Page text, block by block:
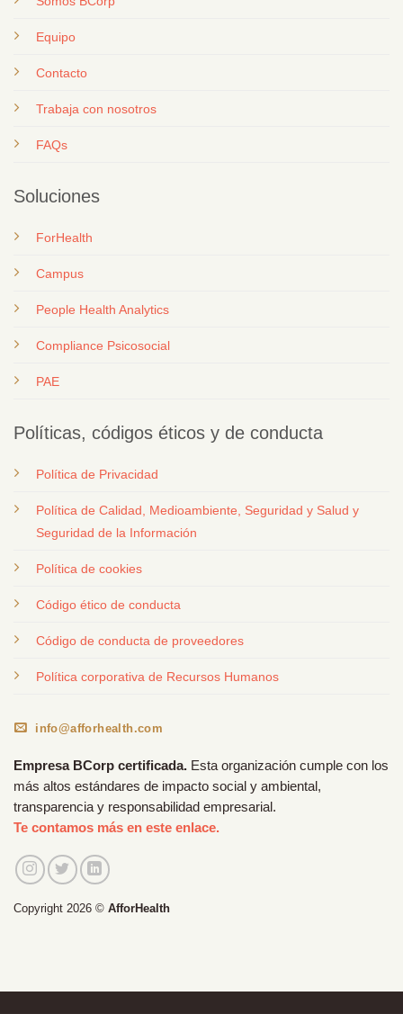
Equipo
Contacto
Trabaja con nosotros
FAQs
Soluciones
ForHealth
Campus
People Health Analytics
Compliance Psicosocial
PAE
Políticas, códigos éticos y de conducta
Política de Privacidad
Política de Calidad, Medioambiente, Seguridad y Salud y
Seguridad de la Información
Política de cookies
Código ético de conducta
Código de conducta de proveedores
Política corporativa de Recursos Humanos
info@afforhealth.com
Empresa BCorp certificada. Esta organización cumple con los
más altos estándares de impacto social y ambiental,
transparencia y responsabilidad empresarial.
Te contamos más en este enlace.
Copyright 2026 © AfforHealth